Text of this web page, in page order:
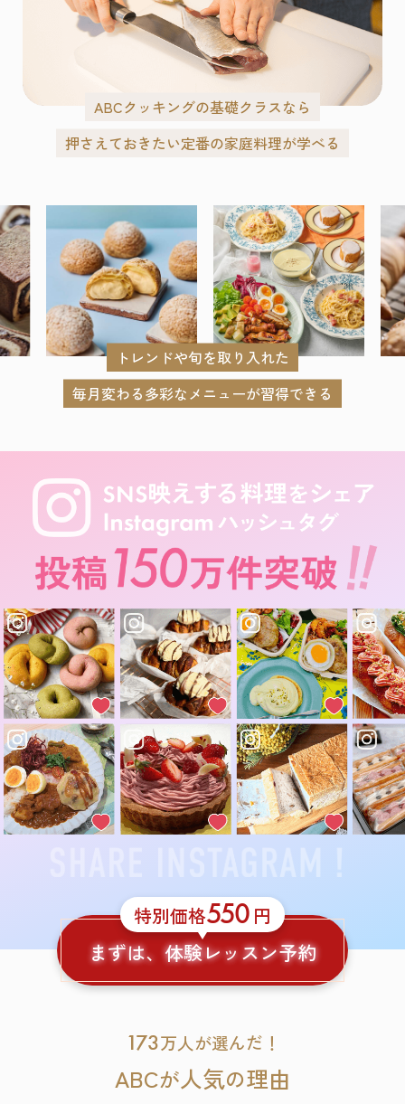
ABCクッキングの基礎クラスなら
押さえておきたい定番の家庭料理が学べる
トレンドや旬を取り入れた
毎月変わる多彩なメニューが習得できる
特別価格550 円
まずは、体験レッスン予約
173万人が選んだ！
ABCが人気の理由